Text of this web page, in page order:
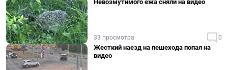
Невозмутимого ежа сняли на видео
33 просмотра 0
Жесткий наезд на пешехода попал на
видео